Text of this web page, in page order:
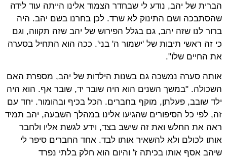
הברית של יהב, נודע לי שבחדר הצמוד אלינו הייתה עוד לידה
שהסתבכה ושם התינוק לא שרד. לכן בחרנו בשם יהב. היה
ברור לנו שזה יהב, גם בגלל הפירוש של יהב שזה תקווה, וגם
כי זה ראשי תיבות של 'ישמור ה' בני'. ככה הוא התחיל בסערה
את החיים שלו".
אותה סערה נמשכה גם בשנות הילדות של יהב, מספרת האם
השכולה. "במשך השנים הוא היה שובר יד, שובר אף. הוא היה
ילד שובב, פעלתן, מוקף בחברים. הכל בכיף ובהומור. יחד עם
זה, לפי כל הסיפורים שהגיעו אלינו במהלך השבעה, יהב תמיד
ראה את החלש ואת זה שישב בצד, וידע לגשת אליו ולחבר
אותו לכולם ולא להשאיר אותו לבד. אחד החברים סיפר לי
שיהב אסף אותו בכיתה ז' והיום הוא חלק בלתי נפרד